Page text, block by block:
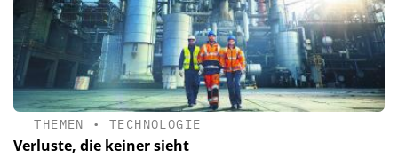
THEMEN •TECHNOLOGIE
Verluste, die keiner sieht